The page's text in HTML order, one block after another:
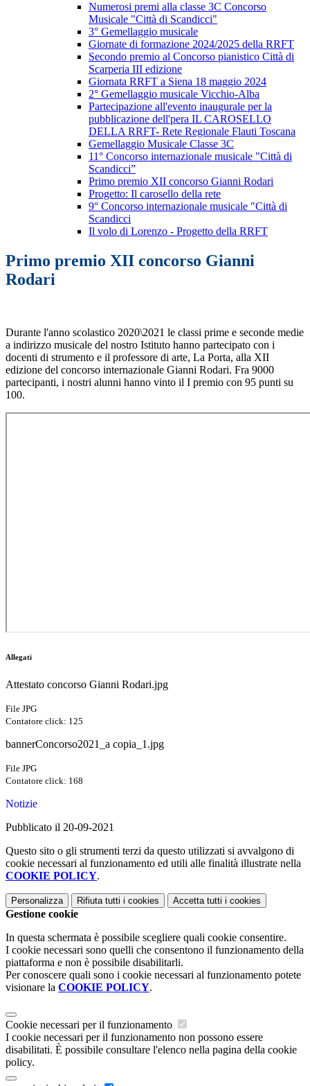
Numerosi premi alla classe 3C Concorso
Musicale "Città di Scandicci"
3° Gemellaggio musicale
Giornate di formazione 2024/2025 della RRFT
Secondo premio al Concorso pianistico Città di
Scarperia III edizione
Giornata RRFT a Siena 18 maggio 2024
2° Gemellaggio musicale Vicchio-Alba
Partecipazione all'evento inaugurale per la
pubblicazione dell'pera IL CAROSELLO
DELLA RRFT- Rete Regionale Flauti Toscana
Gemellaggio Musicale Classe 3C
11° Concorso internazionale musicale "Città di
Scandicci”
Primo premio XII concorso Gianni Rodari
Progetto: Il carosello della rete
9° Concorso internazionale musicale "Città di
Scandicci
Il volo di Lorenzo - Progetto della RRFT
Primo premio XII concorso Gianni
Rodari
Durante l'anno scolastico 2020\2021 le classi prime e seconde medie
a indirizzo musicale del nostro Istituto hanno partecipato con i
docenti di strumento e il professore di arte, La Porta, alla XII
edizione del concorso internazionale Gianni Rodari. Fra 9000
partecipanti, i nostri alunni hanno vinto il I premio con 95 punti su
100.
Allegati
Attestato concorso Gianni Rodari.jpg
File JPG
Contatore click: 125
bannerConcorso2021_a copia_1.jpg
File JPG
Contatore click: 168
Notizie
Pubblicato il 20-09-2021
Questo sito o gli strumenti terzi da questo utilizzati si avvalgono di
cookie necessari al funzionamento ed utili alle finalità illustrate nella
COOKIE POLICY.
Personalizza Rifiuta tutti i cookies Accetta tutti i cookies
Gestione cookie
In questa schermata è possibile scegliere quali cookie consentire.
I cookie necessari sono quelli che consentono il funzionamento della
piattaforma e non è possibile disabilitarli.
Per conoscere quali sono i cookie necessari al funzionamento potete
visionare la COOKIE POLICY.
Cookie necessari per il funzionamento
I cookie necessari per il funzionamento non possono essere
disabilitati. È possibile consultare l'elenco nella pagina della cookie
policy.